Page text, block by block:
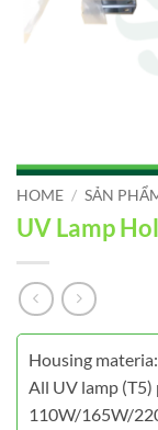
HOME / SẢN
UV Lamp
Housing
All UV lamp (T5)
110W/165W/